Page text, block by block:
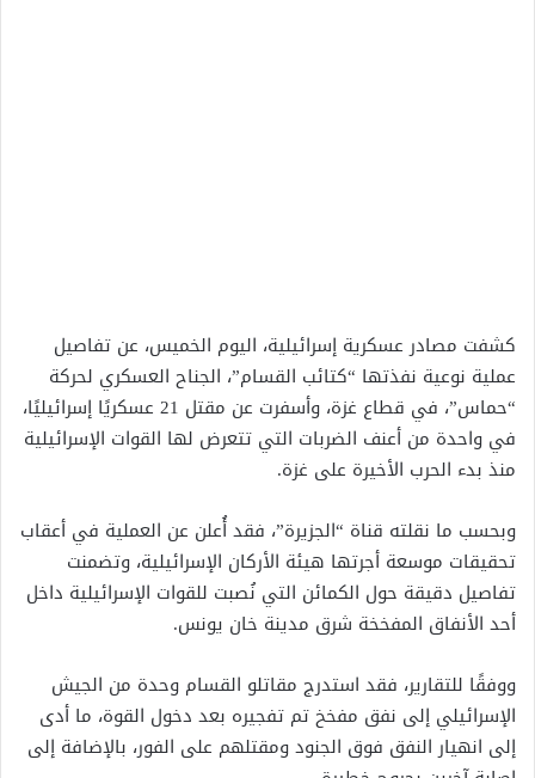
كشفت مصادر عسكرية إسرائيلية، اليوم الخميس، عن تفاصيل
عملية نوعية نفذتها “كتائب القسام”، الجناح العسكري لحركة
“حماس”، في قطاع غزة، وأسفرت عن مقتل 21 عسكريًا إسرائيليًا،
في واحدة من أعنف الضربات التي تتعرض لها القوات الإسرائيلية
منذ بدء الحرب الأخيرة على غزة.
وبحسب ما نقلته قناة “الجزيرة”، فقد أُعلن عن العملية في أعقاب
تحقيقات موسعة أجرتها هيئة الأركان الإسرائيلية، وتضمنت
تفاصيل دقيقة حول الكمائن التي نُصبت للقوات الإسرائيلية داخل
أحد الأنفاق المفخخة شرق مدينة خان يونس.
ووفقًا للتقارير، فقد استدرج مقاتلو القسام وحدة من الجيش
الإسرائيلي إلى نفق مفخخ تم تفجيره بعد دخول القوة، ما أدى
إلى انهيار النفق فوق الجنود ومقتلهم على الفور، بالإضافة إلى